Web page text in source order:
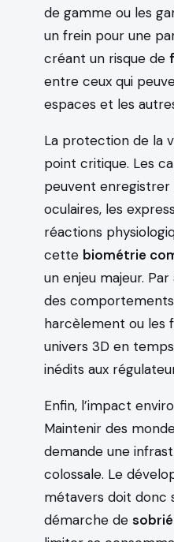
de gamme ou les
un frein pour une
créant un risque de
entre ceux qui
espaces et les
La protection de la
point critique. Les
peuvent
oculaires, les
réactions
cette biométrie
un enjeu majeur.
des
harcèlement ou les
univers 3D en
inédits aux
Enfin, l’impact
Maintenir des
demande une
colossale. Le
métavers doit donc
démarche de